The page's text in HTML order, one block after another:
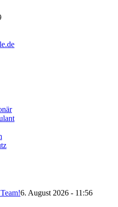
6. August 2026 - 11:56